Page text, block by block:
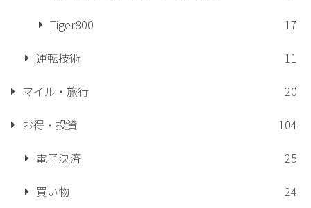
Tiger800
17
運転技術
11
マイル・旅行
20
お得・投資
104
電子決済
25
買い物
24